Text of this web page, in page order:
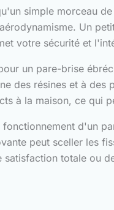
simple morceau
Un
votre sécurité et
un pare-brise
des résines et à
à la maison, ce qui
d'un
peut sceller les
totale ou